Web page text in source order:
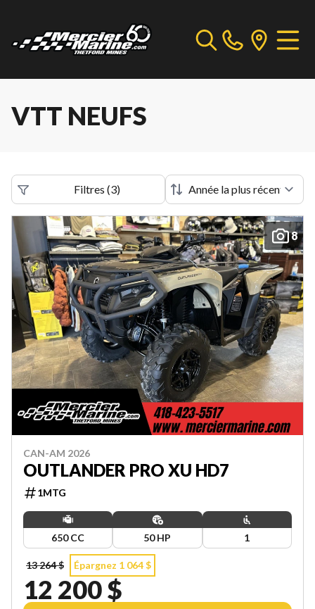
VTT NEUFS
Filtres (3)
8
CAN-AM 2026
OUTLANDER PRO XU HD7
1MTG
650 CC 50 HP 1
13 264 $ Épargnez 1 064 $
12 200 $